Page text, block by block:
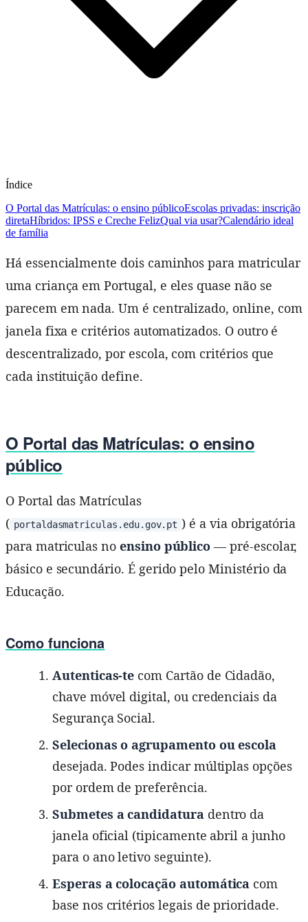
Índice
O Portal das Matrículas: o ensino públicoEscolas privadas: inscrição
diretaHíbridos: IPSS e Creche FelizQual via usar?Calendário ideal
de família
Há essencialmente dois caminhos para matricular
uma criança em Portugal, e eles quase não se
parecem em nada. Um é centralizado, online, com
janela fixa e critérios automatizados. O outro é
descentralizado, por escola, com critérios que
cada instituição define.
O Portal das Matrículas: o ensino
público
O Portal das Matrículas
( portaldasmatriculas.edu.gov.pt ) é a via obrigatória
para matriculas no ensino público — pré-escolar,
básico e secundário. É gerido pelo Ministério da
Educação.
Como funciona
Autenticas-te com Cartão de Cidadão,
chave móvel digital, ou credenciais da
Segurança Social.
Selecionas o agrupamento ou escola
desejada. Podes indicar múltiplas opções
por ordem de preferência.
Submetes a candidaturadentro da
janela oficial (tipicamente abril a junho
para o ano letivo seguinte).
Esperas a colocação automática com
base nos critérios legais de prioridade.